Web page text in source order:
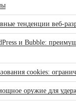
тенденции веб-
и Bubble:
cookies:
оружие для